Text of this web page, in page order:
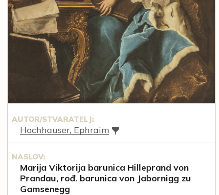
AUTOR/STVARATELJ:
Hochhauser, Ephraim
NASLOV:
Marija Viktorija barunica Hilleprand von
Prandau, rođ. barunica von Jabornigg zu
Gamsenegg